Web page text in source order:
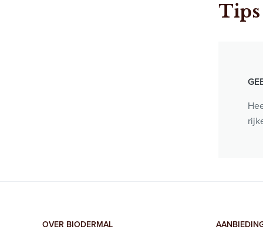
Tips
OVER BIODERMAL